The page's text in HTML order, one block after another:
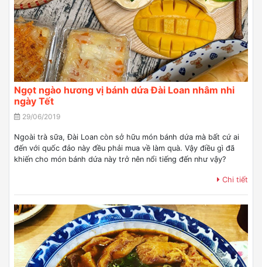
Ngọt ngào hương vị bánh dứa Đài Loan nhâm nhi
ngày Tết
29/06/2019
Ngoài trà sữa, Đài Loan còn sở hữu món bánh dứa mà bất cứ ai
đến với quốc đảo này đều phải mua về làm quà. Vậy điều gì đã
khiến cho món bánh dứa này trở nên nổi tiếng đến như vậy?
Chi tiết